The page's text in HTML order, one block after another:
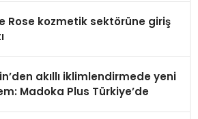
Rose kozmetik sektörüne giriş
akıllı iklimlendirmede yeni
Madoka Plus Türkiye’de